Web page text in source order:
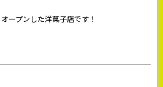
ープンした洋菓子店です！